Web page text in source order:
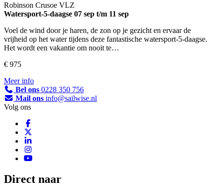
Robinson Crusoe VLZ
Watersport-5-daagse 07 sep t/m 11 sep
Voel de wind door je haren, de zon op je gezicht en ervaar de
vrijheid op het water tijdens deze fantastische watersport-5-daagse.
Het wordt een vakantie om nooit te…
€ 975
Meer info
Bel ons 0228 350 756
Mail ons info@sailwise.nl
Volg ons
Direct naar